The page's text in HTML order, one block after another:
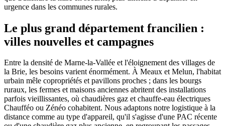
urgence dans les communes rurales.
Le plus grand département francilien :
villes nouvelles et campagnes
Entre la densité de Marne-la-Vallée et l'éloignement des villages de
la Brie, les besoins varient énormément. À Meaux et Melun, l'habitat
urbain mêle copropriétés et pavillons proches ; dans les bourgs
ruraux, les fermes et maisons anciennes abritent des installations
parfois vieillissantes, où chaudières gaz et chauffe-eau électriques
Chaufféo ou Zénéo cohabitent. Nous adaptons notre logistique à la
distance comme au type d'appareil, qu'il s'agisse d'une PAC récente